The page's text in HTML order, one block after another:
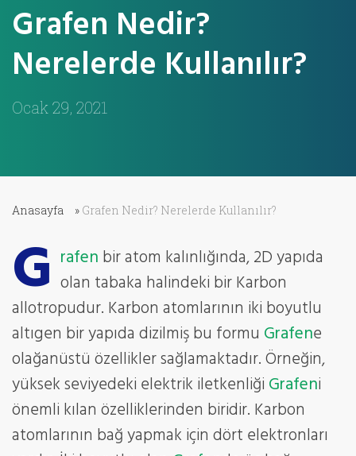
Grafen Nedir?
Nerelerde Kullanılır?
Ocak 29, 2021
Anasayfa » Grafen Nedir? Nerelerde Kullanılır?
G rafen bir atom kalınlığında, 2D yapıda
olan tabaka halindeki bir Karbon
allotropudur. Karbon atomlarının iki boyutlu
altıgen bir yapıda dizilmiş bu formu Grafene
olağanüstü özellikler sağlamaktadır. Örneğin,
yüksek seviyedeki elektrik iletkenliği Grafeni
önemli kılan özelliklerinden biridir. Karbon
atomlarının bağ yapmak için dört elektronları